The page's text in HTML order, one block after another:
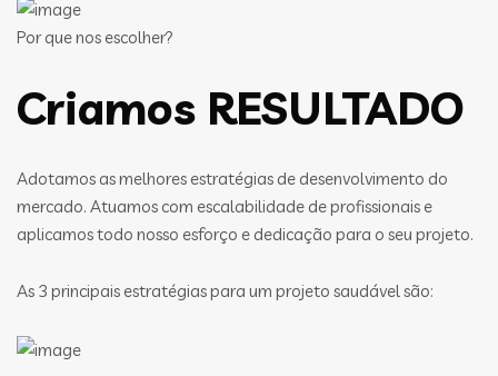
Por que nos escolher?
Criamos RESULTADO
Adotamos as melhores estratégias de desenvolvimento do
mercado. Atuamos com escalabilidade de profissionais e
aplicamos todo nosso esforço e dedicação para o seu projeto.
As 3 principais estratégias para um projeto saudável são: